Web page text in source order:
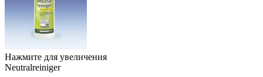
Нажмите для увеличения
Neutralreiniger